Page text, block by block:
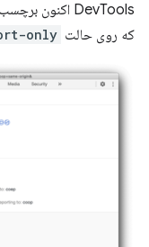
DevTools اکنون برچسب
که روی حالت only